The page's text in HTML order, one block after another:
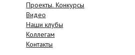
Проекты. Конкурсы
Видео
Наши клубы
Коллегам
Контакты